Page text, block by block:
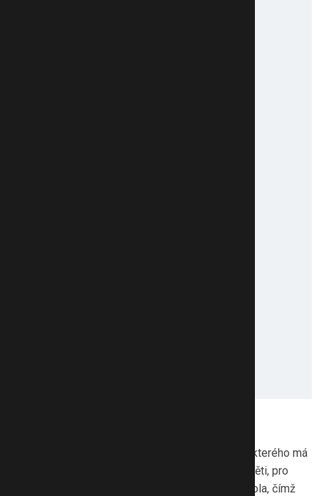
–⁠⁠⁠⁠⁠⁠ pro někoho sousloví, ze kterého má
osypky, pro jiného výzva v přístupu k vlastnímu dítěti, pro
další jediná možná cesta. O tom, že alternativní škola, čímž